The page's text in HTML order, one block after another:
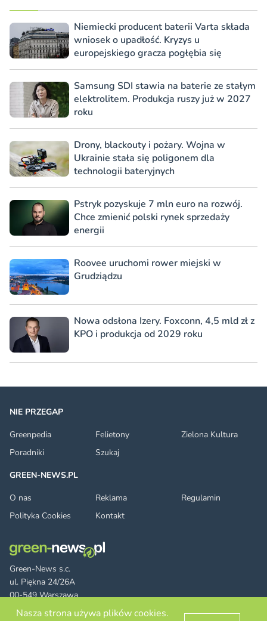
Niemiecki producent baterii Varta składa
wniosek o upadłość. Kryzys u
europejskiego gracza pogłębia się
Samsung SDI stawia na baterie ze stałym
elektrolitem. Produkcja ruszy już w 2027
roku
Drony, blackouty i pożary. Wojna w
Ukrainie stała się poligonem dla
technologii bateryjnych
Pstryk pozyskuje 7 mln euro na rozwój.
Chce zmienić polski rynek sprzedaży
energii
Roovee uruchomi rower miejski w
Grudziądzu
Nowa odsłona Izery. Foxconn, 4,5 mld zł z
KPO i produkcja od 2029 roku
Green-News s.c.
ul. Piękna 24/26A
00-549 Warszawa
NIE PRZEGAP
Greenpedia
Felietony
Zielona Kultura
Poradniki
Szukaj
GREEN-NEWS.PL
O nas
Reklama
Regulamin
Polityka Cookies
Kontakt
Nasza strona używa plików cookies.